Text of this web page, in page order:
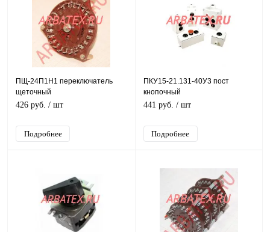
ПЩ-24П1Н1 переключатель
щеточный
426 руб. / шт
Подробнее
ПКУ15-21.131-40У3 пост
кнопочный
441 руб. / шт
Подробнее